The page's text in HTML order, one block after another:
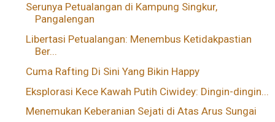
Serunya Petualangan di Kampung Singkur,
Pangalengan
Libertasi Petualangan: Menembus Ketidakpastian
Ber...
Cuma Rafting Di Sini Yang Bikin Happy
Eksplorasi Kece Kawah Putih Ciwidey: Dingin-dingin...
Menemukan Keberanian Sejati di Atas Arus Sungai